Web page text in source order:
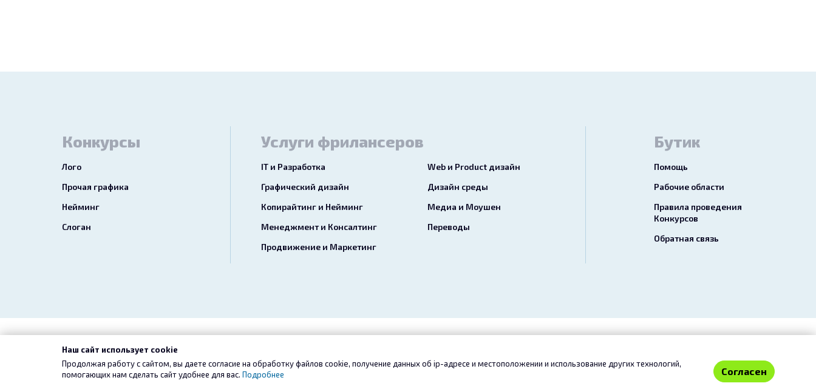
Конкурсы
Лого
Прочая графика
Нейминг
Слоган
Услуги фрилансеров
IT и Разработка
Web и Product дизайн
Графический дизайн
Дизайн среды
Копирайтинг и Нейминг
Медиа и Моушен
Менеджмент и Консалтинг
Переводы
Продвижение и Маркетинг
Бутик
Помощь
Рабочие области
Правила проведения
Конкурсов
Обратная связь
2026 freelance.boutique
Контакты
Наш сайт использует cookie
Продолжая работу с сайтом, вы даете согласие на обработку файлов cookie, получение данных об ip-адресе и местоположении и использование других технологий,
помогающих нам сделать сайт удобнее для вас. Подробнее Согласен